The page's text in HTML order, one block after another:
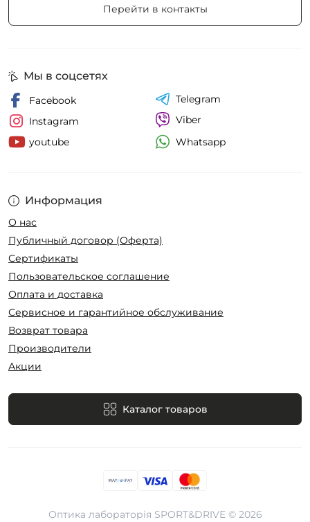
Перейти в контакты
Информация
О нас
Публичный договор (Оферта)
Сертификаты
Пользовательское соглашение
Оплата и доставка
Сервисное и гарантийное обслуживание
Возврат товара
Производители
Акции
Каталог товаров
Мы в соцсетях
Facebook
Instagram
youtube
Telegram
Viber
Whatsapp
Оптика лабораторія SPORT&DRIVE © 2026